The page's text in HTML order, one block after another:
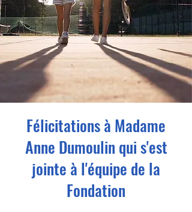
Félicitations à Madame
Anne Dumoulin qui s'est
jointe à l'équipe de la
Fondation